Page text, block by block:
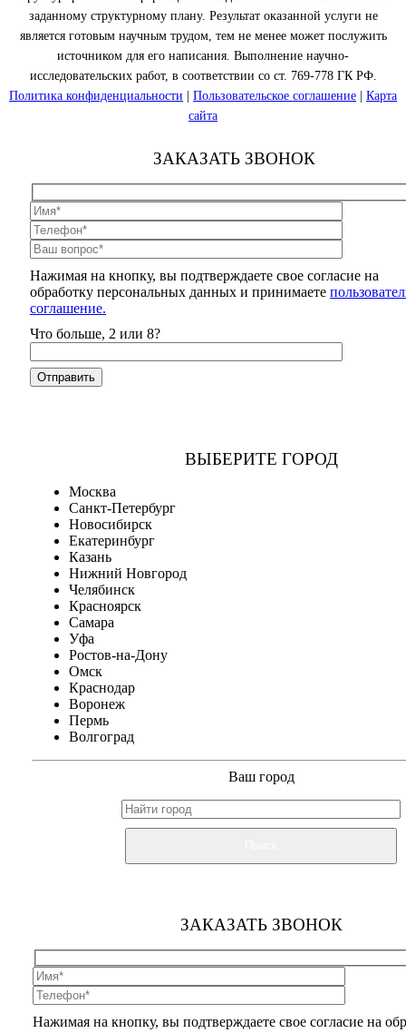
заданному структурному плану. Результат оказанной услуги не
является готовым научным трудом, тем не менее может послужить
источником для его написания. Выполнение научно-
исследовательских работ, в соответствии со ст. 769-778 ГК РФ.
Политика конфиденциальности
Пользовательское соглашение
Карта
сайта
ЗАКАЗАТЬ ЗВОНОК
Нажимая на кнопку, вы подтверждаете свое согласие на
обработку персональных данных и принимаете
соглашение.
Что больше, 2 или 8?
ВЫБЕРИТЕ ГОРОД
Москва
Санкт-Петербург
Новосибирск
Екатеринбург
Казань
Нижний Новгород
Челябинск
Красноярск
Самара
Уфа
Ростов-на-Дону
Омск
Краснодар
Воронеж
Пермь
Волгоград
Ваш город
ЗАКАЗАТЬ ЗВОНОК
Нажимая на кнопку, вы подтверждаете свое согласие на